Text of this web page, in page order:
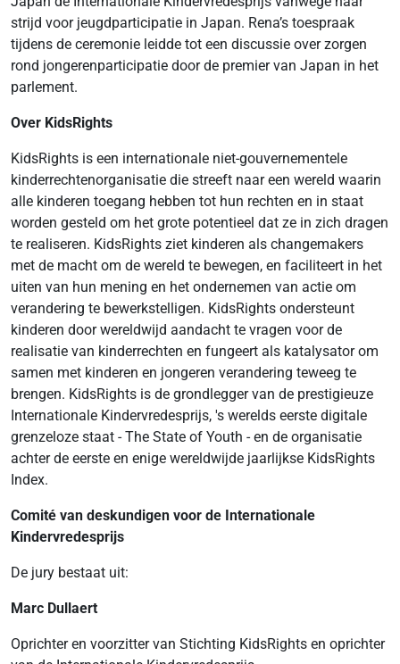
strijd voor jeugdparticipatie in Japan. Rena’s toespraak
tijdens de ceremonie leidde tot een discussie over zorgen
rond jongerenparticipatie door de premier van Japan in het
parlement.
Over KidsRights
KidsRights is een internationale niet-gouvernementele
kinderrechtenorganisatie die streeft naar een wereld waarin
alle kinderen toegang hebben tot hun rechten en in staat
worden gesteld om het grote potentieel dat ze in zich dragen
te realiseren. KidsRights ziet kinderen als changemakers
met de macht om de wereld te bewegen, en faciliteert in het
uiten van hun mening en het ondernemen van actie om
verandering te bewerkstelligen. KidsRights ondersteunt
kinderen door wereldwijd aandacht te vragen voor de
realisatie van kinderrechten en fungeert als katalysator om
samen met kinderen en jongeren verandering teweeg te
brengen. KidsRights is de grondlegger van de prestigieuze
Internationale Kindervredesprijs, 's werelds eerste digitale
grenzeloze staat - The State of Youth - en de organisatie
achter de eerste en enige wereldwijde jaarlijkse KidsRights
Index.
Comité van deskundigen voor de Internationale
Kindervredesprijs
De jury bestaat uit:
Marc Dullaert
Oprichter en voorzitter van Stichting KidsRights en oprichter